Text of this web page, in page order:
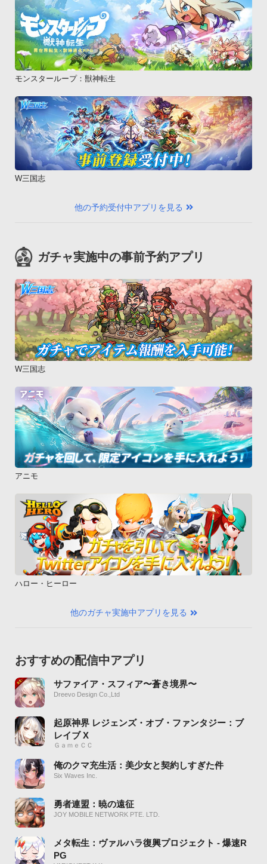
モンスターループ：獣神転生
W三国志
他の予約受付中アプリを見る
ガチャ実施中の事前予約アプリ
W三国志
アニモ
ハロー・ヒーロー
他のガチャ実施中アプリを見る
おすすめの配信中アプリ
サファイア・スフィア〜蒼き境界〜
Dreevo Design Co.,Ltd
起原神界 レジェンズ・オブ・ファンタジー：ブ
レイブ X
ＧａｍｅＣＣ
俺のクマ充生活：美少女と契約しすぎた件
Six Waves Inc.
勇者連盟：暁の遠征
JOY MOBILE NETWORK PTE. LTD.
メタ転生：ヴァルハラ復興プロジェクト - 爆速R
PG